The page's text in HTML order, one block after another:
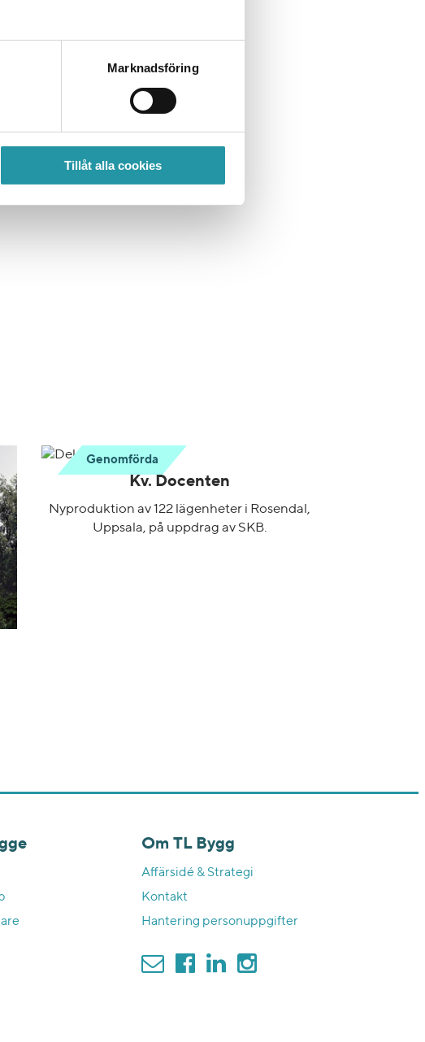
Marknadsföring
Tillåt alla cookies
Genomförda
Kv. Docenten
Nyproduktion av 122 lägenheter i Rosendal,
Uppsala, på uppdrag av SKB.
Om TL Bygg
Affärsidé & Strategi
Kontakt
Hantering personuppgifter